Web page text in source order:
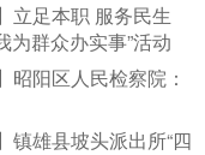
立足本职 服务民生
群众办实事”活动
昭阳区人民检察院：
镇雄县坡头派出所“四